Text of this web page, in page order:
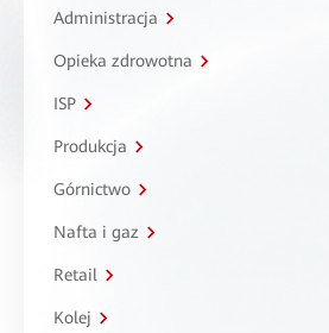
Administracja
Opieka zdrowotna
ISP
Produkcja
Górnictwo
Nafta i gaz
Retail
Kolej